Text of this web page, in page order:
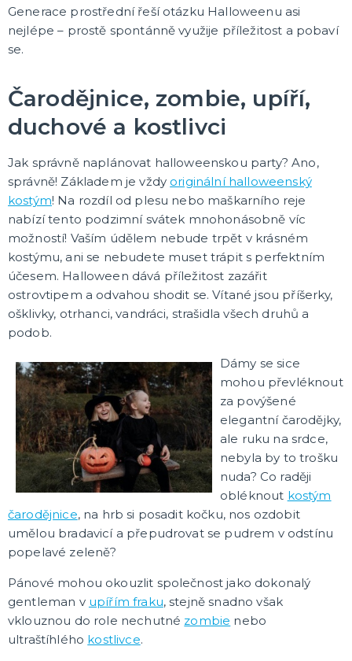
Generace prostřední řeší otázku Halloweenu asi
nejlépe – prostě spontánně využije příležitost a pobaví
se.
Čarodějnice, zombie, upíří,
duchové a kostlivci
Jak správně naplánovat halloweenskou party? Ano,
správně! Základem je vždy originální halloweenský
kostým! Na rozdíl od plesu nebo maškarního reje
nabízí tento podzimní svátek mnohonásobně víc
možností! Vaším údělem nebude trpět v krásném
kostýmu, ani se nebudete muset trápit s perfektním
účesem. Halloween dává příležitost zazářit
ostrovtipem a odvahou shodit se. Vítané jsou příšerky,
ošklivky, otrhanci, vandráci, strašidla všech druhů a
podob.
Dámy se sice
mohou převléknout
za povýšené
elegantní čarodějky,
ale ruku na srdce,
nebyla by to trošku
nuda? Co raději
obléknout kostým
čarodějnice, na hrb si posadit kočku, nos ozdobit
umělou bradavicí a přepudrovat se pudrem v odstínu
popelavé zeleně?
Pánové mohou okouzlit společnost jako dokonalý
gentleman v upířím fraku, stejně snadno však
vklouznou do role nechutné zombie nebo
ultraštíhlého kostlivce.